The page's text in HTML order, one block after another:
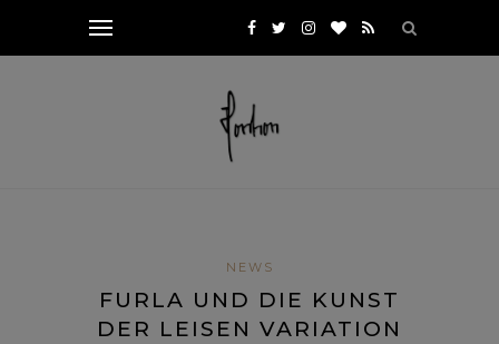
NEWS
FURLA UND DIE KUNST
DER LEISEN VARIATION